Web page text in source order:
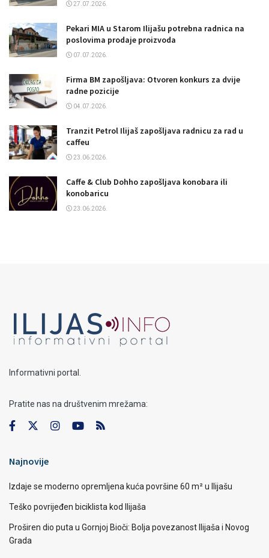
27.07.2026.
Pekari MIA u Starom Ilijašu potrebna radnica na
poslovima prodaje proizvoda
07.07.2026.
Firma BM zapošljava: Otvoren konkurs za dvije
radne pozicije
04.07.2026.
Tranzit Petrol Ilijaš zapošljava radnicu za rad u
caffeu
23.06.2026.
Caffe & Club Dohho zapošljava konobara ili
konobaricu
23.06.2026.
Informativni portal.
Pratite nas na društvenim mrežama:
Najnovije
Izdaje se moderno opremljena kuća površine 60 m² u Ilijašu
Teško povrijeđen biciklista kod Ilijaša
Proširen dio puta u Gornjoj Bioči: Bolja povezanost Ilijaša i Novog
Grada